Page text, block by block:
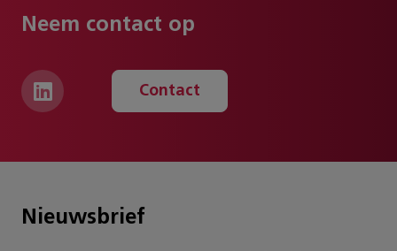
Neem contact op
Contact
Nieuwsbrief